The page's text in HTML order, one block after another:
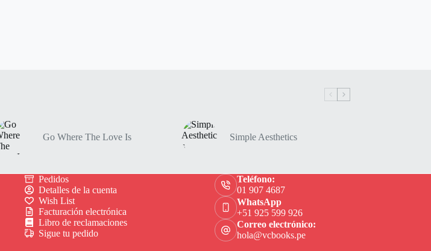
Go Where The Love Is Simple Aesthetics
Pedidos
Detalles de la cuenta
Wish List
Facturación electrónica
Libro de reclamaciones
Sigue tu pedido
Teléfono:
01 907 4687
WhatsApp
+51 925 599 926
Correo electrónico:
hola@vcbooks.pe